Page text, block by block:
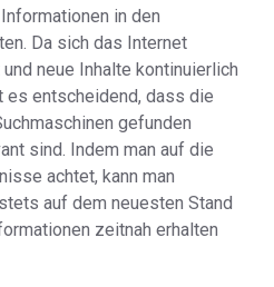
in den
Da sich das Internet
neue Inhalte kontinuierlich
entscheidend, dass die
gefunden
sind. Indem man auf die
achtet, kann man
auf dem neuesten Stand
zeitnah erhalten